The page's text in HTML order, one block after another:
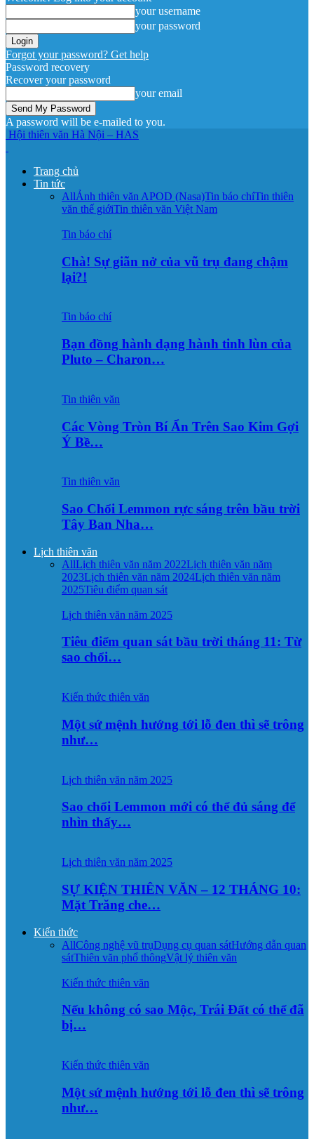
your username
your password
Forgot your password? Get help
Password recovery
Recover your password
your email
A password will be e-mailed to you.
Hội thiên văn Hà Nội – HAS
Trang chủ
Tin tức
AllẢnh thiên văn APOD (Nasa)Tin báo chíTin thiên
văn thế giớiTin thiên văn Việt Nam
Tin báo chí
Chà! Sự giãn nở của vũ trụ đang chậm
lại?!
Tin báo chí
Bạn đồng hành dạng hành tinh lùn của
Pluto – Charon…
Tin thiên văn
Các Vòng Tròn Bí Ẩn Trên Sao Kim Gợi
Ý Bề…
Tin thiên văn
Sao Chổi Lemmon rực sáng trên bầu trời
Tây Ban Nha…
Lịch thiên văn
AllLịch thiên văn năm 2022Lịch thiên văn năm
2023Lịch thiên văn năm 2024Lịch thiên văn năm
2025Tiêu điểm quan sát
Lịch thiên văn năm 2025
Tiêu điểm quan sát bầu trời tháng 11: Từ
sao chổi…
Kiến thức thiên văn
Một sứ mệnh hướng tới lỗ đen thì sẽ trông
như…
Lịch thiên văn năm 2025
Sao chổi Lemmon mới có thể đủ sáng để
nhìn thấy…
Lịch thiên văn năm 2025
SỰ KIỆN THIÊN VĂN – 12 THÁNG 10:
Mặt Trăng che…
Kiến thức
AllCông nghệ vũ trụDụng cụ quan sátHướng dẫn quan
sátThiên văn phổ thôngVật lý thiên văn
Kiến thức thiên văn
Nếu không có sao Mộc, Trái Đất có thể đã
bị…
Kiến thức thiên văn
Một sứ mệnh hướng tới lỗ đen thì sẽ trông
như…